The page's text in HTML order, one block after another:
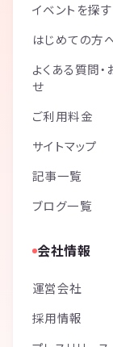
イベントを探す
はじめての方
よくある質問
せ
ご利用料金
サイトマップ
記事一覧
ブログ一覧
会社情報
運営会社
採用情報